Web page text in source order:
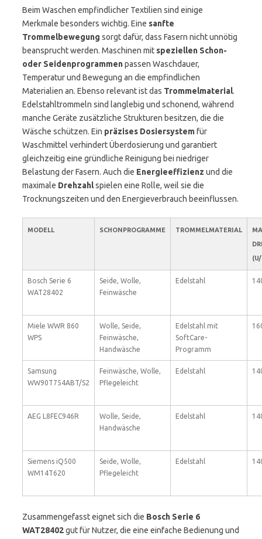
Beim Waschen empfindlicher Textilien sind einige
Merkmale besonders wichtig. Eine sanfte
Trommelbewegung sorgt dafür, dass Fasern nicht unnötig
beansprucht werden. Maschinen mit speziellen Schon-
oder Seidenprogrammenpassen Waschdauer,
Temperatur und Bewegung an die empfindlichen
Materialien an. Ebenso relevant ist das Trommelmaterial.
Edelstahltrommeln sind langlebig und schonend, während
manche Geräte zusätzliche Strukturen besitzen, die die
Wäsche schützen. Ein präzises Dosiersystemfür
Waschmittel verhindert Überdosierung und garantiert
gleichzeitig eine gründliche Reinigung bei niedriger
Belastung der Fasern. Auch die Energieeffizienz und die
maximale Drehzahlspielen eine Rolle, weil sie die
Trocknungszeiten und den Energieverbrauch beeinflussen.
MODELL SCHONPROGRAMME TROMMELMATERIAL
Bosch Serie 6
WAT28402
Seide, Wolle,
Feinwäsche
Edelstahl
Miele WWR 860
WPS
Wolle, Seide,
Feinwäsche,
Handwäsche
Edelstahl mit
SoftCare-
Programm
Samsung
WW90T754ABT/S2
Feinwäsche, Wolle,
Pflegeleicht
Edelstahl
AEG L8FEC946R
Wolle, Seide,
Handwäsche
Edelstahl
Siemens iQ500
WM14T620
Seide, Wolle,
Pflegeleicht
Edelstahl
Zusammengefasst eignet sich die Bosch Serie 6
WAT28402gut für Nutzer, die eine einfache Bedienung und